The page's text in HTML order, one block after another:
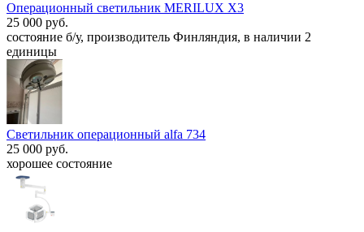
Операционный светильник MERILUX X3
25 000 руб.
состояние б/у, производитель Финляндия, в наличии 2
единицы
Светильник операционный alfa 734
25 000 руб.
хорошее состояние